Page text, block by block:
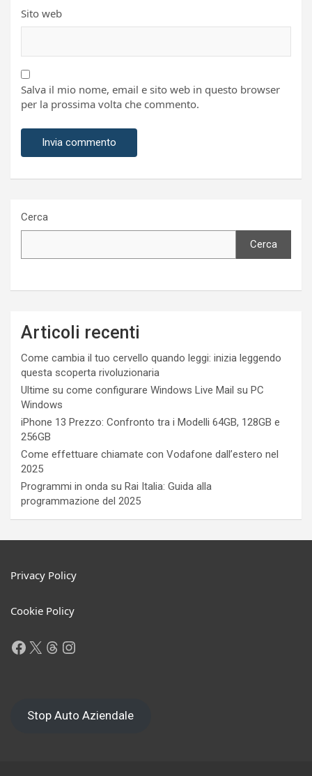
Sito web
Salva il mio nome, email e sito web in questo browser
per la prossima volta che commento.
Cerca
Cerca
Articoli recenti
Come cambia il tuo cervello quando leggi: inizia leggendo
questa scoperta rivoluzionaria
Ultime su come configurare Windows Live Mail su PC
Windows
iPhone 13 Prezzo: Confronto tra i Modelli 64GB, 128GB e
256GB
Come effettuare chiamate con Vodafone dall’estero nel
2025
Programmi in onda su Rai Italia: Guida alla
programmazione del 2025
Privacy Policy
Cookie Policy
Facebook
X Threads
Instagram
Stop Auto Aziendale